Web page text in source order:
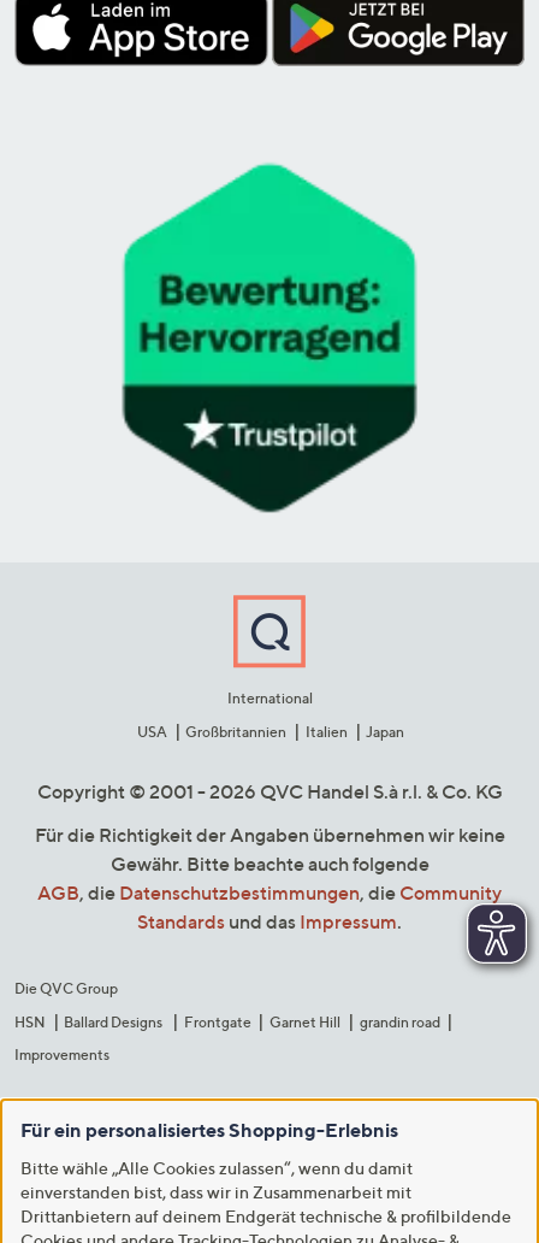
International
USA
Großbritannien Italien Japan
Copyright © 2001 - 2026 QVC Handel S.à r.l. & Co. KG
Für die Richtigkeit der Angaben übernehmen wir keine
Gewähr. Bitte beachte auch folgende
AGB, die Datenschutzbestimmungen, die Community
Standards und das Impressum.
Die QVC Group
HSN
Ballard Designs Frontgate Garnet Hill
grandin road
Improvements
Für ein personalisiertes Shopping-Erlebnis
Bitte wähle „Alle Cookies zulassen“, wenn du damit
einverstanden bist, dass wir in Zusammenarbeit mit
Drittanbietern auf deinem Endgerät technische & profilbildende